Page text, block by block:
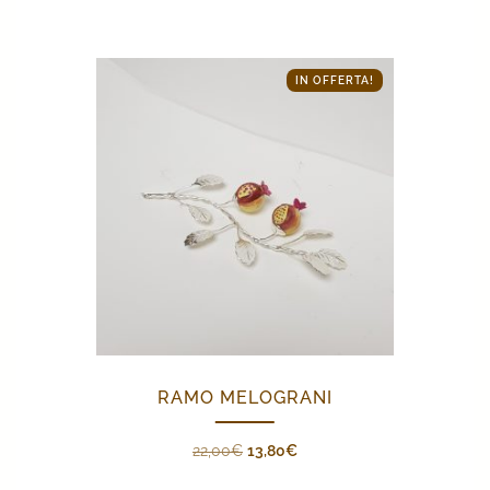
IN OFFERTA!
RAMO MELOGRANI
22,00€ Il
13,80€Il